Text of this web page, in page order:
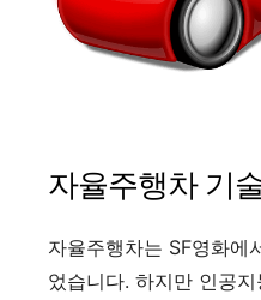
자율주행차 기
자율주행차는 SF영화에
었습니다. 하지만 인공